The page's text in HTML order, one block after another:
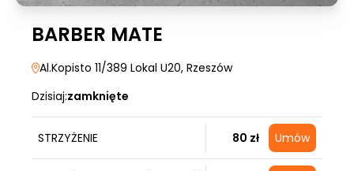
BARBER MATE
Al.Kopisto 11/389 Lokal U20, Rzeszów
Dzisiaj:zamknięte
STRZYŻENIE 80 zł Umów